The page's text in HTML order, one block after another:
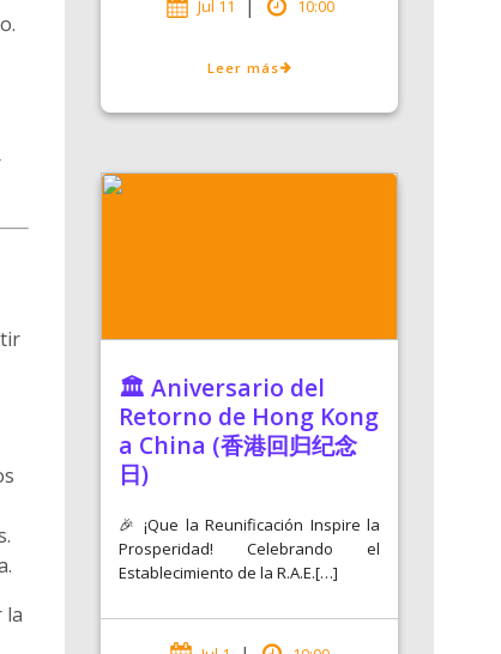
la
Jul 11 | 10:00
Leer más
🏛️ Aniversario del
Retorno de Hong Kong
a China (香港回归纪念
日)
🎉 ¡Que la Reunificación Inspire la
Prosperidad! Celebrando el
Establecimiento de la R.A.E.[…]